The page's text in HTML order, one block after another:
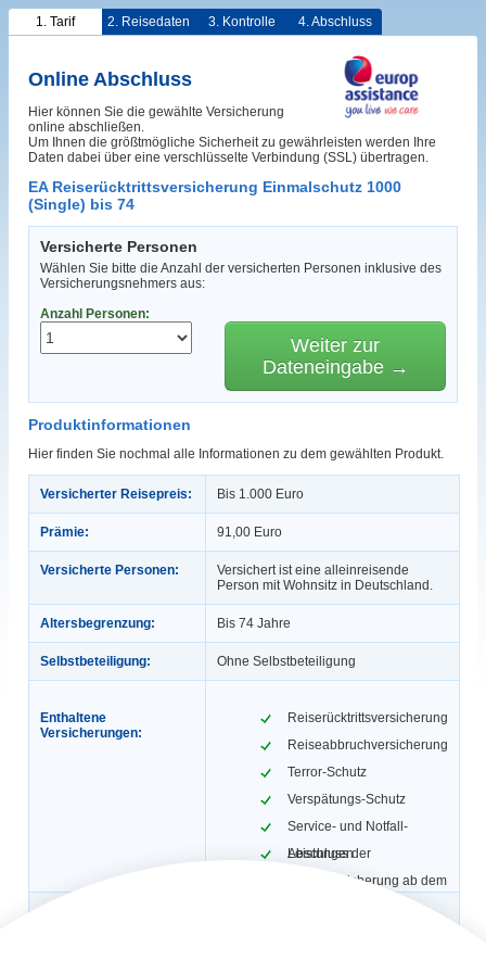
1. Tarif 2. Reisedaten 3. Kontrolle 4. Abschluss
Online Abschluss
Hier können Sie die gewählte Versicherung
online abschließen.
Um Ihnen die größtmögliche Sicherheit zu gewährleisten werden Ihre
Daten dabei über eine verschlüsselte Verbindung (SSL) übertragen.
EA Reiserücktrittsversicherung Einmalschutz 1000
(Single) bis 74
Versicherte Personen
Wählen Sie bitte die Anzahl der versicherten Personen inklusive des
Versicherungsnehmers aus:
Anzahl Personen:
Weiter zur
Dateneingabe →
Produktinformationen
Hier finden Sie nochmal alle Informationen zu dem gewählten Produkt.
Versicherter Reisepreis: Bis 1.000 Euro
Prämie: 91,00 Euro
Versicherte Personen:
Versichert ist eine alleinreisende
Person mit Wohnsitz in Deutschland.
Altersbegrenzung: Bis 74 Jahre
Selbstbeteiligung: Ohne Selbstbeteiligung
Enthaltene
Versicherungen:
Reiserücktrittsversicherung
Reiseabbruchversicherung
Terror-Schutz
Verspätungs-Schutz
Service- und Notfall-
Leistungen
Abschluss der
Reiseversicherung ab dem